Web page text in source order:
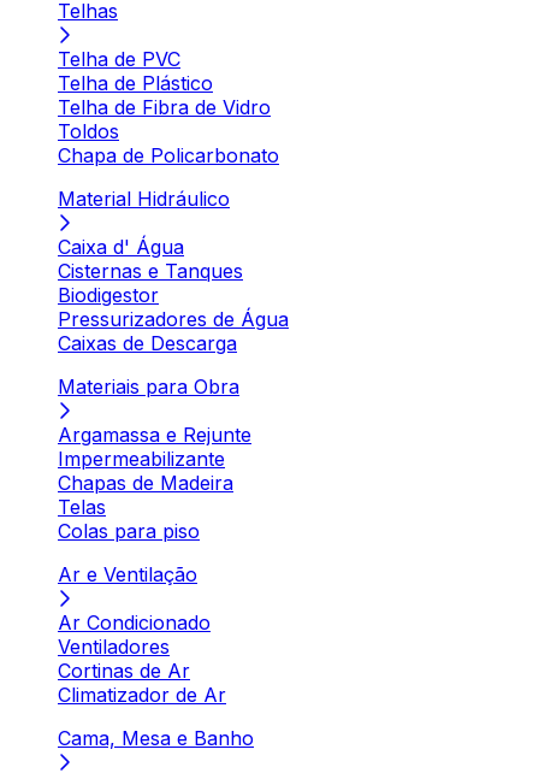
Telhas
Telha de PVC
Telha de Plástico
Telha de Fibra de Vidro
Toldos
Chapa de Policarbonato
Material Hidráulico
Caixa d' Água
Cisternas e Tanques
Biodigestor
Pressurizadores de Água
Caixas de Descarga
Materiais para Obra
Argamassa e Rejunte
Impermeabilizante
Chapas de Madeira
Telas
Colas para piso
Ar e Ventilação
Ar Condicionado
Ventiladores
Cortinas de Ar
Climatizador de Ar
Cama, Mesa e Banho